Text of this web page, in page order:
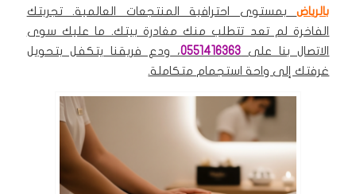
بالرياضبمستوى احترافية المنتجعات العالمية. تجربتك
الفاخرة لم تعد تتطلب منك مغادرة بيتك. ما عليك سوى
الاتصال بنا على 0551416363، ودع فريقنا يتكفل بتحويل
غرفتك إلى واحة استجمام متكاملة.